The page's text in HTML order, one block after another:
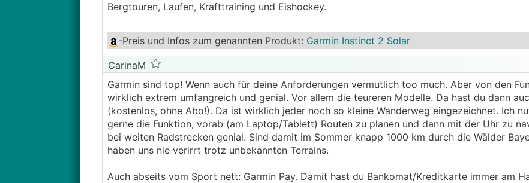
Bergtouren, Laufen, Krafttraining und Eishockey.
-Preis und Infoszum genannten Produkt: Garmin Instinct 2 Solar
CarinaM
Garmin sind top! Wenn auch für deine Anforderungen vermutlich too much. Aber von den
wirklich extrem umfangreich und genial. Vor allem die teureren Modelle. Da hast du dann
(kostenlos, ohne Abo!). Da ist wirklich jeder noch so kleine Wanderweg eingezeichnet. Ich
gerne die Funktion, vorab (am Laptop/Tablett) Routen zu planen und dann mit der Uhr zu
bei weiten Radstrecken genial. Sind damit im Sommer knapp 1000 km durch die Wälder
haben uns nie verirrt trotz unbekannten Terrains.
Auch abseits vom Sport nett: Garmin Pay. Damit hast du Bankomat/Kreditkarte immer am